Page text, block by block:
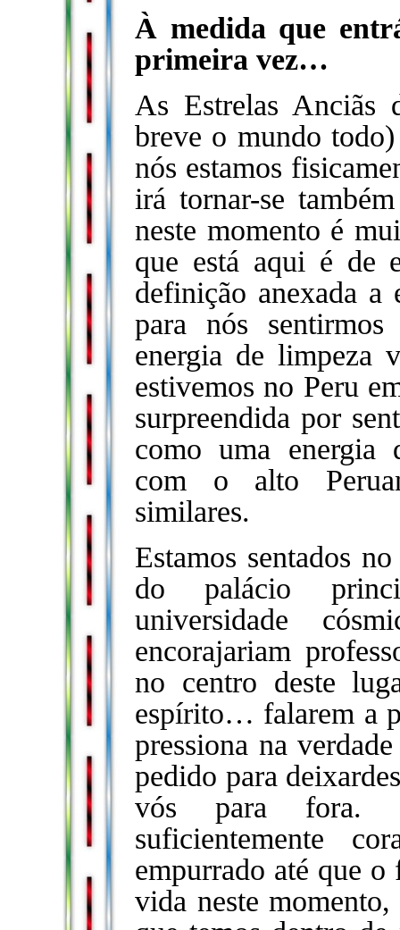
À medida que
primeira vez…
As Estrelas Anciãs
breve o mundo
nós estamos
irá tornar-se
neste momento é
que está aqui é de
definição anexada
para nós
energia de limpeza
estivemos no Peru
surpreendida por
como uma energia
com o alto
similares.
Estamos sentados
do palácio
universidade
encorajariam
no centro deste
espírito… falarem a
pressiona na
pedido para
vós para fora.
suficientemente
empurrado até que
vida neste momento,